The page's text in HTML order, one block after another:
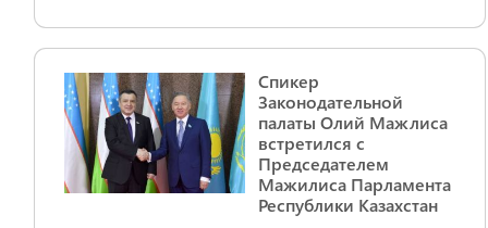
Спикер
Законодательной
палаты Олий Мажлиса
встретился с
Председателем
Мажилиса Парламента
Республики Казахстан